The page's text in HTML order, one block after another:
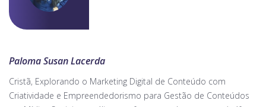
Paloma Susan Lacerda
Cristã, Explorando o Marketing Digital de Conteúdo com
Criatividade e Empreendedorismo para Gestão de Conteúdos